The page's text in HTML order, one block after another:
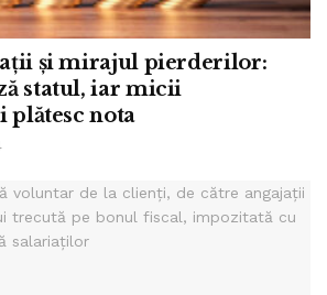
și mirajul pierderilor:
statul, iar micii
nota